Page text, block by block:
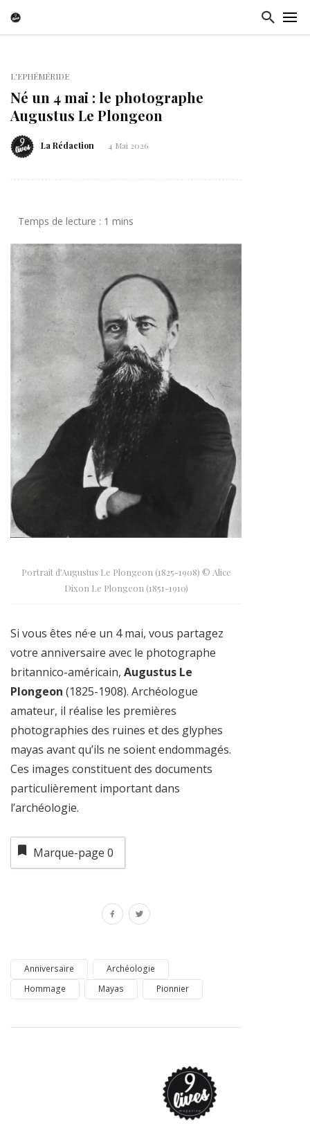
L'EPHÉMÉRIDE
Né un 4 mai : le photographe
Augustus Le Plongeon
La Rédaction 4 Mai 2026
Portrait d’Augustus Le Plongeon (1825-1908) © Alice
Dixon Le Plongeon (1851-1910)
Si vous êtes né·e un 4 mai, vous partagez
votre anniversaire avec le photographe
britannico-américain, Augustus Le
Plongeon (1825-1908). Archéologue
amateur, il réalise les premières
photographies des ruines et des glyphes
mayas avant qu’ils ne soient endommagés.
Ces images constituent des documents
particulièrement important dans
l’archéologie.
Marque-page 0
Anniversaire
Archéologie
Hommage
Mayas Pionnier